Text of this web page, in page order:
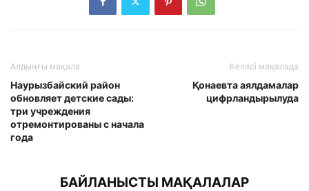
Алдыңғы мақала
Наурызбайский район
обновляет детские сады:
три учреждения
отремонтированы с начала
года
Келесі мақалада
Қонаевта аялдамалар
цифрландырылуда
БАЙЛАНЫСТЫ МАҚАЛАЛАР